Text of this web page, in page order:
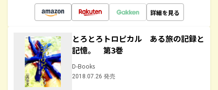
詳細を見る
とろとろトロピカル ある旅の記録と
記憶。 第3巻
D-Books
2018.07.26 発売